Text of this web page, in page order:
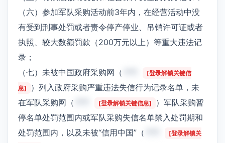
（六）参加军队采购活动前3年内，在经营活动中没
有受到刑事处罚或者责令停产停业、吊销许可证或者
执照、较大数额罚款（200万元以上）等重大违法记
录；
（七）未被中国政府采购网（
[登录解锁关键信
息]
）列入政府采购严重违法失信行为记录名单，未
在军队采购网（
[登录解锁关键信息]
）军队采购暂
停名单处罚范围内或军队采购失信名单禁入处罚期和
处罚范围内，以及未被“信用中国”（
[登录解锁关